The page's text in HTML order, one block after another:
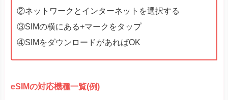
②ネットワークとインターネットを選択する
③SIMの横にある+マークをタップ
④SIMをダウンロードがあればOK
eSIMの対応機種一覧(例)